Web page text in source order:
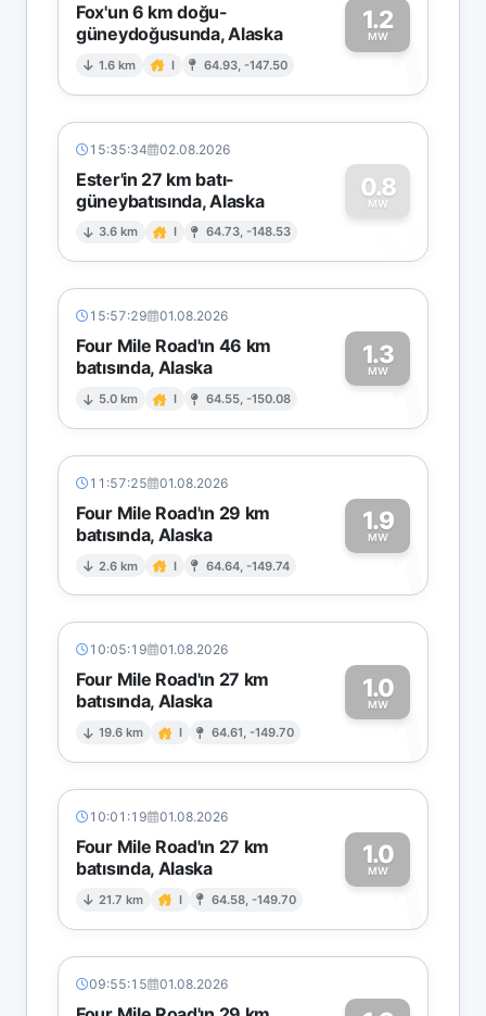
Fox'un 6 km doğu-
güneydoğusunda, Alaska
1.6 km I 64.93, -147.50
1.2
MW1
15:35:34 02.08.2026
Ester'in 27 km batı-
güneybatısında, Alaska
3.6 km I 64.73, -148.53
0.8
MW
0
15:57:29 01.08.2026
Four Mile Road'ın 46 km
batısında, Alaska
5.0 km I 64.55, -150.08
1.3
MW1
11:57:25 01.08.2026
Four Mile Road'ın 29 km
batısında, Alaska
2.6 km I 64.64, -149.74
1.9
MW1
10:05:19 01.08.2026
Four Mile Road'ın 27 km
batısında, Alaska
19.6 km I 64.61, -149.70
1.0
MW1
10:01:19 01.08.2026
Four Mile Road'ın 27 km
batısında, Alaska
21.7 km I 64.58, -149.70
1.0
MW1
09:55:15 01.08.2026